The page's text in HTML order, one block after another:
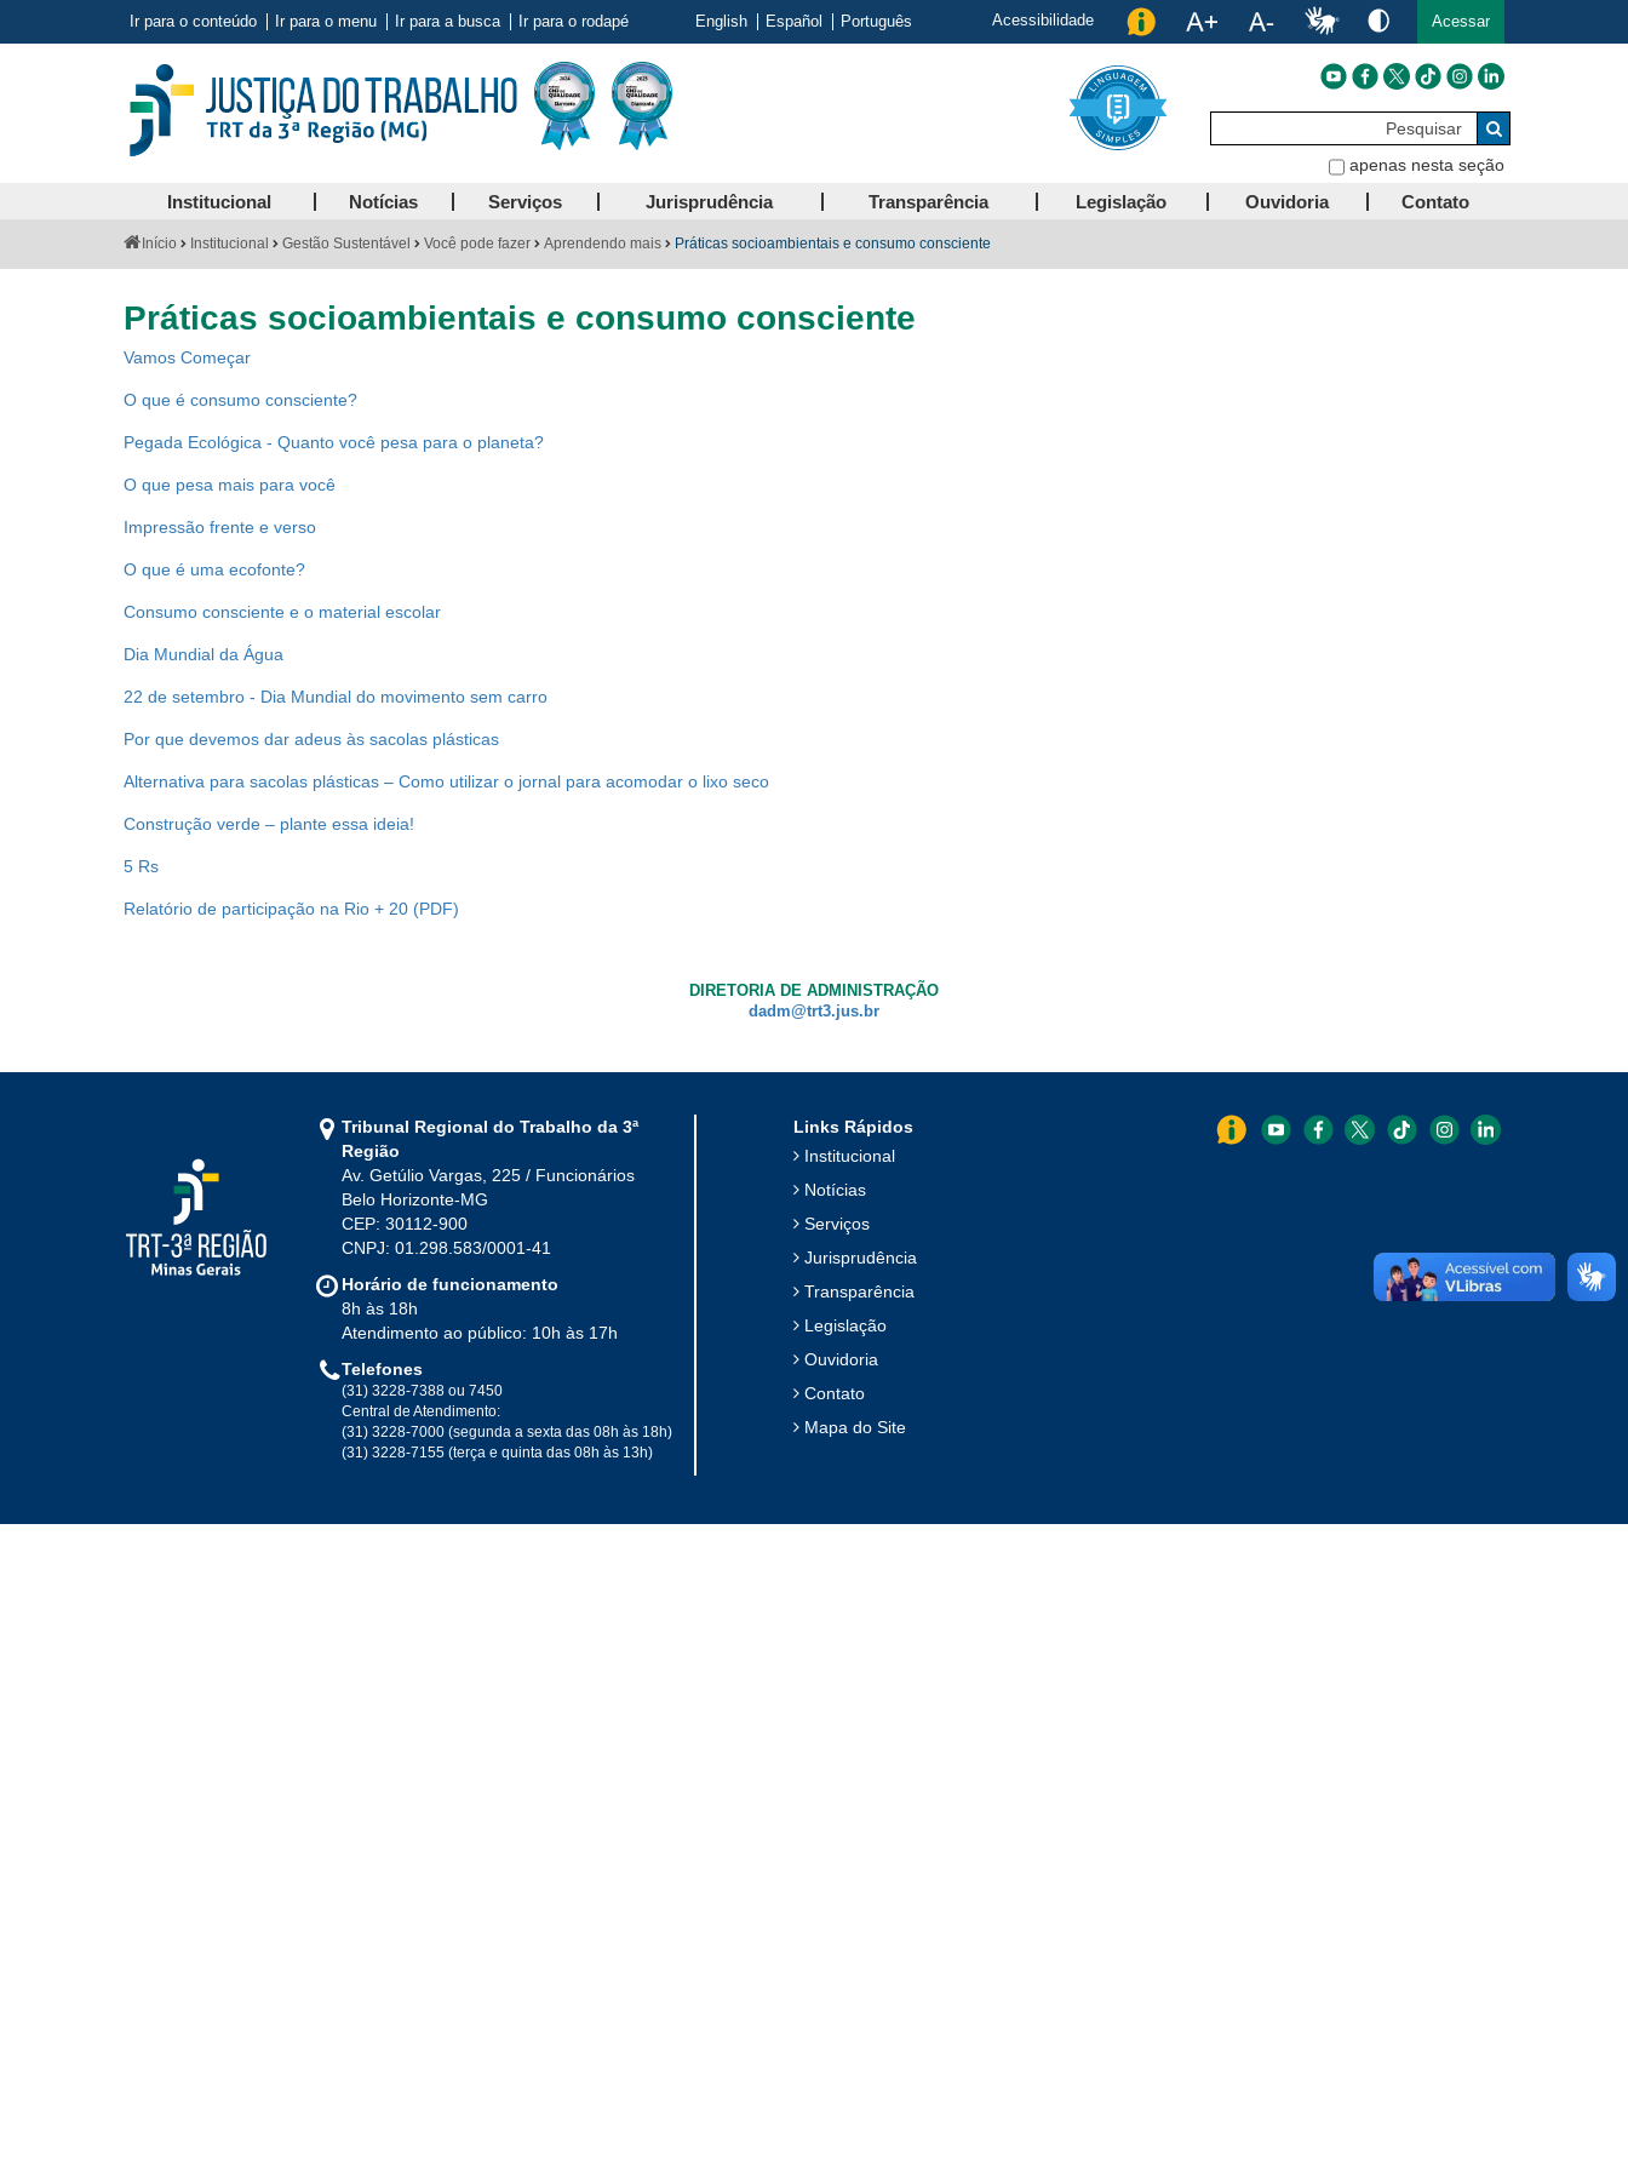
Ir para o conteúdo Ir para o menu Ir para a busca Ir para o rodapé Acessibilidade Acessar
English Español Português
Pesquisar
Buscar
apenas nesta seção
Institucional Notícias Serviços Jurisprudência Transparência Legislação Ouvidoria Contato
VocêInício Institucional Gestão Sustentável Você pode fazer Aprendendo mais Práticas socioambientais e consumo consciente
Práticas socioambientais e consumo consciente
Vamos Começar
O que é consumo consciente?
Pegada Ecológica - Quanto você pesa para o planeta?
O que pesa mais para você
Impressão frente e verso
O que é uma ecofonte?
Consumo consciente e o material escolar
Dia Mundial da Água
22 de setembro - Dia Mundial do movimento sem carro
Por que devemos dar adeus às sacolas plásticas
Alternativa para sacolas plásticas – Como utilizar o jornal para acomodar o lixo seco
Construção verde – plante essa ideia!
5 Rs
Relatório de participação na Rio + 20
DIRETORIA DE ADMINISTRAÇÃO
dadm@trt3.jus.br
Tribunal Regional do Trabalho da 3ª
Região
Av. Getúlio Vargas, 225 / Funcionários
Belo Horizonte-MG
CEP: 30112-900
CNPJ: 01.298.583/0001-41
Horário de funcionamento
8h às 18h
Atendimento ao público: 10h às 17h
Telefones
(31) 3228-7388 ou 7450
Central de Atendimento:
(31) 3228-7000 (segunda a sexta das 08h às 18h)
(31) 3228-7155 (terça e quinta das 08h às 13h)
Links Rápidos
Institucional
Notícias
Serviços
Jurisprudência
Transparência
Legislação
Ouvidoria
Contato
Mapa do Site